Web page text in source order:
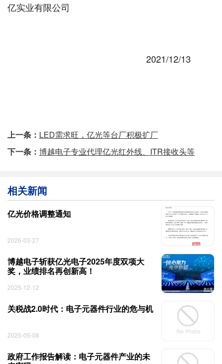
亿实业有限公司
2021/12/13
上一条： LED需求旺，亿光等台厂积极扩厂
下一条： 博越电子专业代理亿光红外线、ITR接收头等
相关新闻
亿光价格调整通知
2026-03-27
博越电子斩获亿光电子2025年度双项大
奖，业绩排名再创新高！
2025-12-12
关税战2.0时代：电子元器件行业的危与机
2025-05-08
政府工作报告解读：电子元器件产业的未